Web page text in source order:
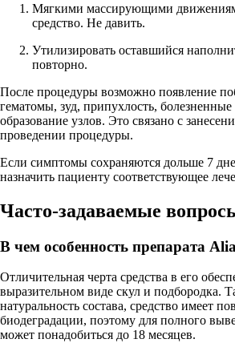
Мягкими массирующими
средство. Не давить.
Утилизировать оставшийся
повторно.
После процедуры возможно появление
гематомы, зуд, припухлость,
образование узлов. Это связано с
проведении процедуры.
Если симптомы сохраняются дольше 7
назначить пациенту соответствующее
Часто-задаваемые
В чем особенность препарата
Отличительная черта средства в его
выразительном виде скул и подбородка.
натуральность состава, средство имеет
биодеградации, поэтому для полного
может понадобиться до 18 месяцев.